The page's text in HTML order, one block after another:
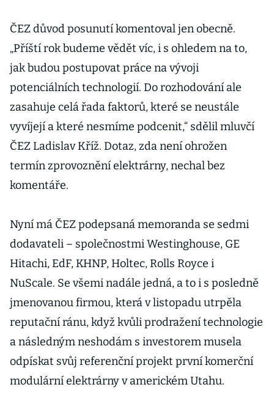
ČEZ důvod posunutí komentoval jen obecně.
„Příští rok budeme vědět víc, i s ohledem na to,
jak budou postupovat práce na vývoji
potenciálních technologií. Do rozhodování ale
zasahuje celá řada faktorů, které se neustále
vyvíjejí a které nesmíme podcenit,“ sdělil mluvčí
ČEZ Ladislav Kříž. Dotaz, zda není ohrožen
termín zprovoznění elektrárny, nechal bez
komentáře.
Nyní má ČEZ podepsaná memoranda se sedmi
dodavateli – společnostmi Westinghouse, GE
Hitachi, EdF, KHNP, Holtec, Rolls Royce i
NuScale. Se všemi nadále jedná, a to i s posledně
jmenovanou firmou, která v listopadu utrpěla
reputační ránu, když kvůli prodražení technologie
a následným neshodám s investorem musela
odpískat svůj referenční projekt první komerční
modulární elektrárny v americkém Utahu.